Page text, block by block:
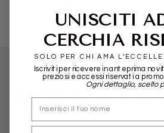
WHAT THEY SAY
UNISCITI
CERCHIA
SOLO PER CHI AMA
Iscriviti per ricevere in anteprima
preziosi e accessi riservati a
Ogni dettaglio, scelto
nome
Email